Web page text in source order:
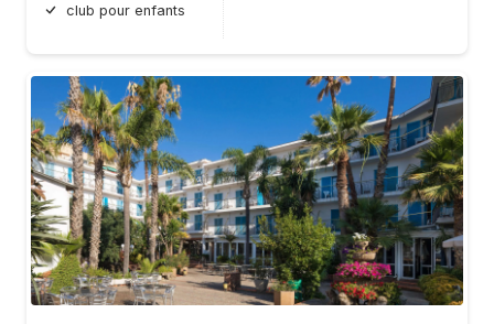
club pour enfants